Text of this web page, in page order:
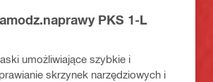
PKS 1-L
umożliwiające szybkie i
skrzynek narzędziowych i